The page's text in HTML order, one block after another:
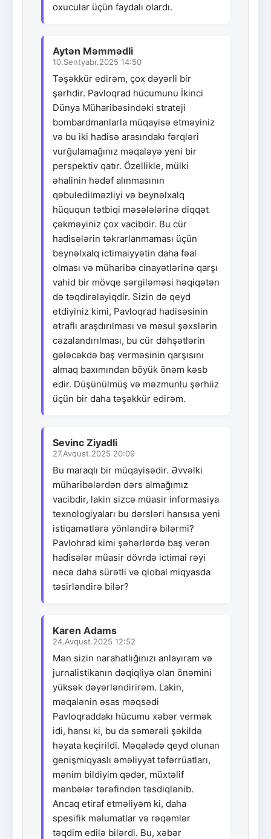
oxucular üçün faydalı olardı.
Aytən Məmmədli
10.Sentyabr.2025 14:50
Təşəkkür edirəm, çox dəyərli bir
şərhdir. Pavloqrad hücumunu İkinci
Dünya Müharibəsindəki strateji
bombardmanlarla müqayisə etməyiniz
və bu iki hadisə arasındakı fərqləri
vurğulamağınız məqaləyə yeni bir
perspektiv qatır. Özellikle, mülki
əhalinin hədəf alınmasının
qəbuledilməzliyi və beynəlxalq
hüququn tətbiqi məsələlərinə diqqət
çəkməyiniz çox vacibdir. Bu cür
hadisələrin təkrarlanmaması üçün
beynəlxalq ictimaiyyətin daha fəal
olması və müharibə cinayətlərinə qarşı
vahid bir mövqe sərgiləməsi həqiqətən
də təqdirəlayiqdir. Sizin də qeyd
etdiyiniz kimi, Pavloqrad hadisəsinin
ətraflı araşdırılması və məsul şəxslərin
cəzalandırılması, bu cür dəhşətlərin
gələcəkdə baş verməsinin qarşısını
almaq baxımından böyük önəm kəsb
edir. Düşünülmüş və məzmunlu şərhiiz
üçün bir daha təşəkkür edirəm.
Sevinc Ziyadli
27.Avqust.2025 20:09
Bu maraqlı bir müqayisədir. Əvvəlki
müharibələrdən dərs almağımız
vacibdir, lakin sizcə müasir informasiya
texnologiyaları bu dərsləri hansısa yeni
istiqamətlərə yönləndirə bilərmi?
Pavlohrad kimi şəhərlərdə baş verən
hadisələr müasir dövrdə ictimai rəyi
necə daha sürətli və qlobal miqyasda
təsirləndirə bilər?
Karen Adams
24.Avqust.2025 12:52
Mən sizin narahatlığınızı anlayıram və
jurnalistikanın dəqiqliyə olan önəmini
yüksək dəyərləndirirəm. Lakin,
məqalənin əsas məqsədi
Pavloqraddakı hücumu xəbər vermək
idi, hansı ki, bu da səmərəli şəkildə
həyata keçirildi. Məqalədə qeyd olunan
genişmiqyaslı əməliyyat təfərrüatları,
mənim bildiyim qədər, müxtəlif
mənbələr tərəfindən təsdiqlənib.
Ancaq etiraf etməliyəm ki, daha
spesifik məlumatlar və rəqəmlər
təqdim edilə bilərdi. Bu, xəbər